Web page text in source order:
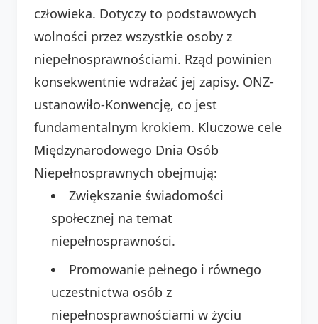
człowieka. Dotyczy to podstawowych
wolności przez wszystkie osoby z
niepełnosprawnościami. Rząd powinien
konsekwentnie wdrażać jej zapisy. ONZ-
ustanowiło-Konwencję, co jest
fundamentalnym krokiem. Kluczowe cele
Międzynarodowego Dnia Osób
Niepełnosprawnych obejmują:
Zwiększanie świadomości
społecznej na temat
niepełnosprawności.
Promowanie pełnego i równego
uczestnictwa osób z
niepełnosprawnościami w życiu